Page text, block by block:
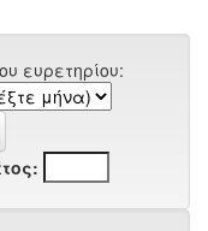
ευρετηρίου: